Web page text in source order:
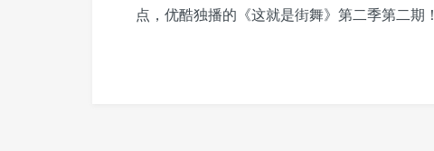
点，优酷独播的《这就是街舞》第二季第二期！